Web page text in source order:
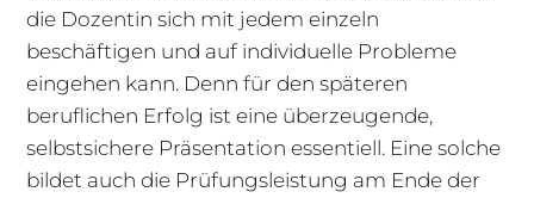
die Dozentin sich mit jedem einzeln
beschäftigen und auf individuelle Probleme
eingehen kann. Denn für den späteren
beruflichen Erfolg ist eine überzeugende,
selbstsichere Präsentation essentiell. Eine solche
bildet auch die Prüfungsleistung am Ende der